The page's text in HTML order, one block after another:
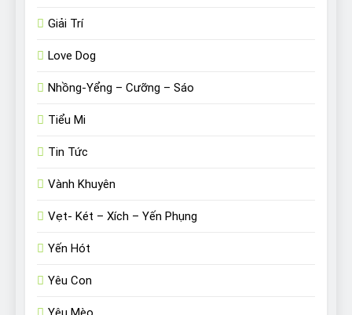
Giải Trí
Love Dog
Nhồng-Yểng – Cưỡng – Sáo
Tiểu Mi
Tin Tức
Vành Khuyên
Vẹt- Két – Xích – Yến Phụng
Yến Hót
Yêu Con